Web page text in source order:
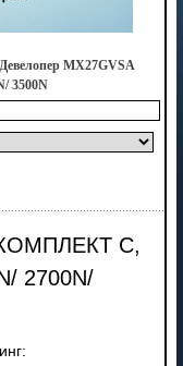
Девелопер MX27GVSA
3500N
C,
2700N/